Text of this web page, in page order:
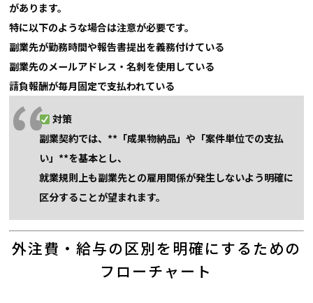
があります。
特に以下のような場合は注意が必要です。
副業先が勤務時間や報告書提出を義務付けている
副業先のメールアドレス・名刺を使用している
請負報酬が毎月固定で支払われている
対策
副業契約では、**「成果物納品」や「案件単位での支払
い」**を基本とし、
就業規則上も副業先との雇用関係が発生しないよう明確に
区分することが望まれます。
外注費・給与の区別を明確にするための
フローチャート